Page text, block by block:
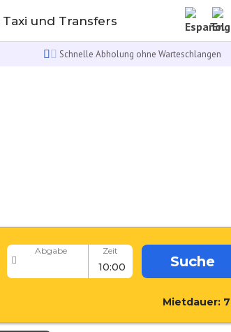
Taxi und Transfers
Schnelle Abholung ohne Warteschlangen
Abgabe Zeit
Suche
Mietdauer: 7